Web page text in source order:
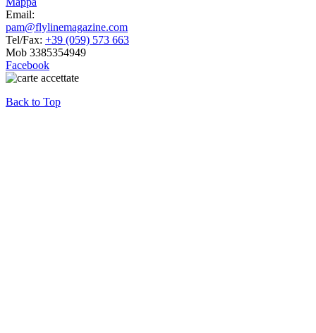
Email:
pam@flylinemagazine.com
Tel/Fax: +39 (059) 573 663
Mob 3385354949
Facebook
Back to Top